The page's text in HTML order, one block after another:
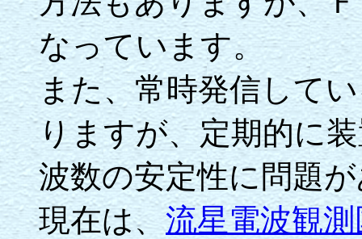
なっています。
また、常時発信して
りますが、定期的に
波数の安定性に問題
現在は、流星電波観